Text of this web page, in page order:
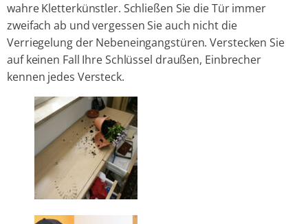
wahre Kletterkünstler. Schließen Sie die Tür immer
zweifach ab und vergessen Sie auch nicht die
Verriegelung der Nebeneingangstüren. Verstecken Sie
auf keinen Fall Ihre Schlüssel draußen, Einbrecher
kennen jedes Versteck.